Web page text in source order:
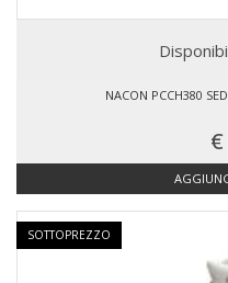
NACON PCCH380
SOTTOPREZZO